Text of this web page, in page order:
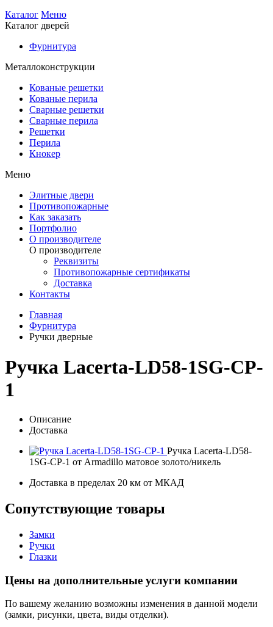
Каталог Меню
Каталог дверей
Фурнитура
Металлоконструкции
Кованые решетки
Кованые перила
Сварные решетки
Сварные перила
Решетки
Перила
Кнокер
Меню
Элитные двери
Противопожарные
Как заказать
Портфолио
О производителе
О производителе
Реквизиты
Противопожарные сертификаты
Доставка
Контакты
Главная
Фурнитура
Ручки дверные
Ручка Lacerta-LD58-1SG-CP-
1
Описание
Доставка
Ручка Lacerta-LD58-
1SG-CP-1 от Armadillo матовое золото/никель
Доставка в пределах 20 км от МКАД
Сопутствующие товары
Замки
Ручки
Глазки
Цены на дополнительные услуги компании
По вашему желанию возможны изменения в данной модели
(замки, рисунки, цвета, виды отделки).